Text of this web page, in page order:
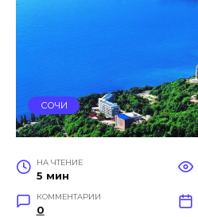
СОЧИ
НА ЧТЕНИЕ
5 мин
КОММЕНТАРИИ
0